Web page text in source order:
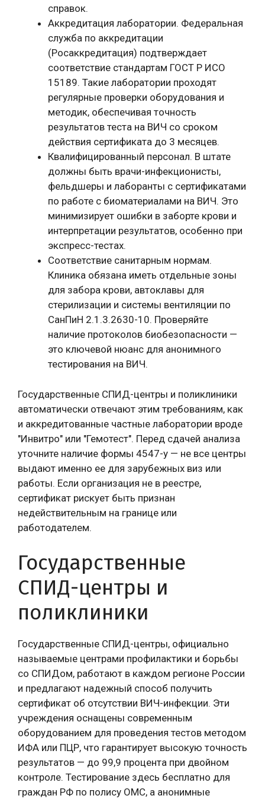
справок.
Аккредитация лаборатории. Федеральная
служба по аккредитации
(Росаккредитация) подтверждает
соответствие стандартам ГОСТ Р ИСО
15189. Такие лаборатории проходят
регулярные проверки оборудования и
методик, обеспечивая точность
результатов теста на ВИЧ со сроком
действия сертификата до 3 месяцев.
Квалифицированный персонал. В штате
должны быть врачи-инфекционисты,
фельдшеры и лаборанты с сертификатами
по работе с биоматериалами на ВИЧ. Это
минимизирует ошибки в заборте крови и
интерпретации результатов, особенно при
экспресс-тестах.
Соответствие санитарным нормам.
Клиника обязана иметь отдельные зоны
для забора крови, автоклавы для
стерилизации и системы вентиляции по
СанПиН 2.1.3.2630-10. Проверяйте
наличие протоколов биобезопасности —
это ключевой нюанс для анонимного
тестирования на ВИЧ.
Государственные СПИД-центры и поликлиники
автоматически отвечают этим требованиям, как
и аккредитованные частные лаборатории вроде
"Инвитро" или "Гемотест". Перед сдачей анализа
уточните наличие формы 4547-у — не все центры
выдают именно ее для зарубежных виз или
работы. Если организация не в реестре,
сертификат рискует быть признан
недействительным на границе или
работодателем.
Государственные
СПИД-центры и
поликлиники
Государственные СПИД-центры, официально
называемые центрами профилактики и борьбы
со СПИДом, работают в каждом регионе России
и предлагают надежный способ получить
сертификат об отсутствии ВИЧ-инфекции. Эти
учреждения оснащены современным
оборудованием для проведения тестов методом
ИФА или ПЦР, что гарантирует высокую точность
результатов — до 99,9 процента при двойном
контроле. Тестирование здесь бесплатно для
граждан РФ по полису ОМС, а анонимные